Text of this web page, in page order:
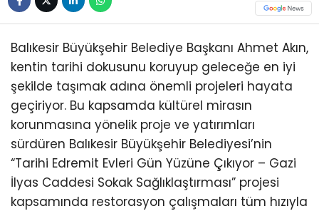
Balıkesir Büyükşehir Belediye Başkanı Ahmet Akın,
kentin tarihi dokusunu koruyup geleceğe en iyi
şekilde taşımak adına önemli projeleri hayata
geçiriyor. Bu kapsamda kültürel mirasın
korunmasına yönelik proje ve yatırımları
sürdüren Balıkesir Büyükşehir Belediyesi’nin
“Tarihi Edremit Evleri Gün Yüzüne Çıkıyor – Gazi
İlyas Caddesi Sokak Sağlıklaştırması” projesi
kapsamında restorasyon çalışmaları tüm hızıyla